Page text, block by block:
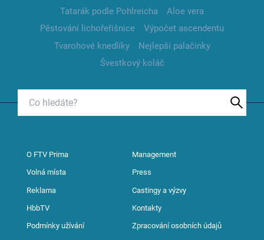
Tatarák podle Pohlreicha
Aloe vera
Pěstování lichořeřišnice
Výpočet ascendentu
Tvarohové knedlíky
Nejlepší palačinky
Švestkový koláč
O FTV Prima Management
Volná místa Press
Reklama Castingy a výzvy
HbbTV Kontakty
Podmínky užívání Zpracování osobních údajů